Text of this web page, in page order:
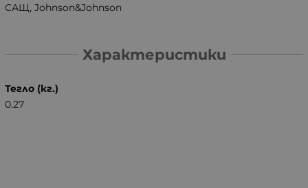
САЩ, Johnson&Johnson
Характеристики
Тегло (кг.)
0.27